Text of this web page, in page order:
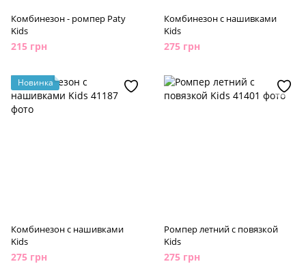
Комбинезон - ромпер Paty
Kids
215 грн
Комбинезон с нашивками
Kids
275 грн
Новинка
Комбинезон с нашивками
Kids
275 грн
Ромпер летний с повязкой
Kids
275 грн